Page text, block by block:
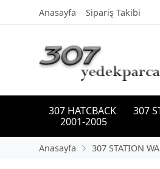
Anasayfa Sipariş Takibi
307 HATCBACK
2001-2005
307
Anasayfa 307 STATION